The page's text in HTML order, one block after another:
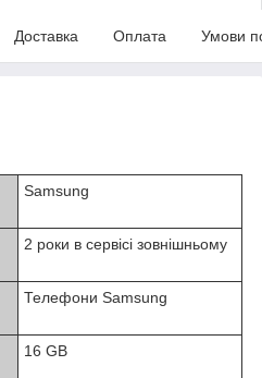
Доставка Оплата Умови
Samsung
2 роки в сервісі зовнішньому
Телефони Samsung
16 GB